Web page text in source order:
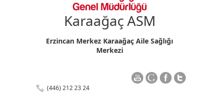
Karaağaç ASM
Erzincan Merkez Karaağaç Aile Sağlığı
Merkezi
(446) 212 23 24